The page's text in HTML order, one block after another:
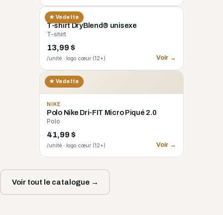
★ Vedette
GILDAN
T-shirt DryBlend® unisexe
T-shirt
13,99 $
/unité · logo cœur (12+) Voir →
★ Vedette
NIKE
Polo Nike Dri-FIT Micro Piqué 2.0
Polo
41,99 $
/unité · logo cœur (12+) Voir →
Voir tout le catalogue →